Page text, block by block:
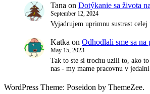
Tana on Dotýkanie sa života
September 12, 2024
Vyjadrujem uprimnu sustrast celej
Katka on Odhodlali sme sa na
May 15, 2023
Tak to ste si trochu uzili to, ako to
nas - my mame pracovnu v
WordPress Theme: Poseidon by ThemeZee.